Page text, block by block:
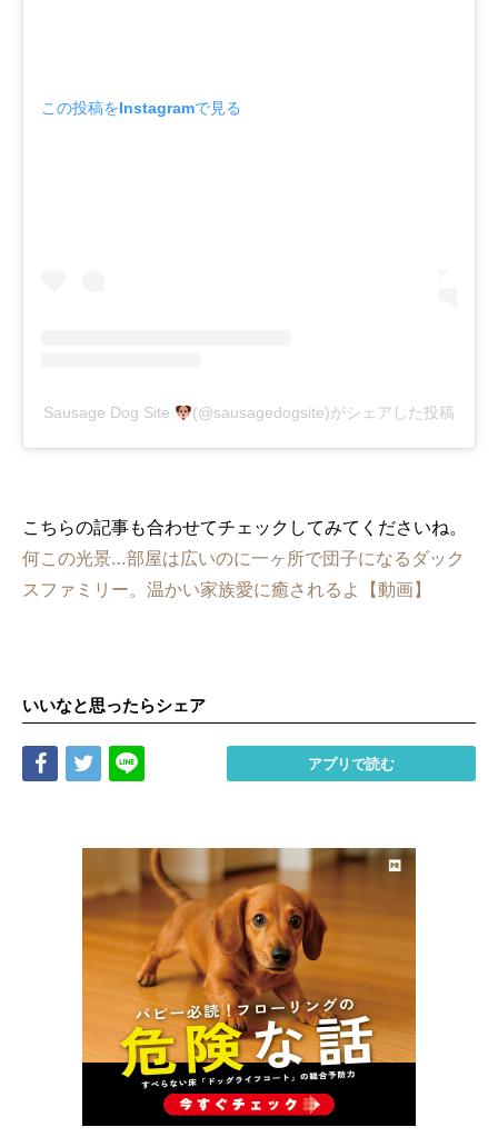
この投稿をInstagramで見る
Sausage Dog Site (@sausagedogsite)がシェアした投稿
こちらの記事も合わせてチェックしてみてくださいね。
何この光景…部屋は広いのに一ヶ所で団子になるダック
スファミリー。温かい家族愛に癒されるよ【動画】
いいなと思ったらシェア
Share Tweet アプリで読む